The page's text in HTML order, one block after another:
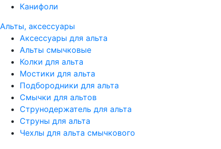
Канифоли
Альты, аксессуары
Аксессуары для альта
Альты смычковые
Колки для альта
Мостики для альта
Подбородники для альта
Смычки для альтов
Струнодержатель для альта
Струны для альта
Чехлы для альта смычкового